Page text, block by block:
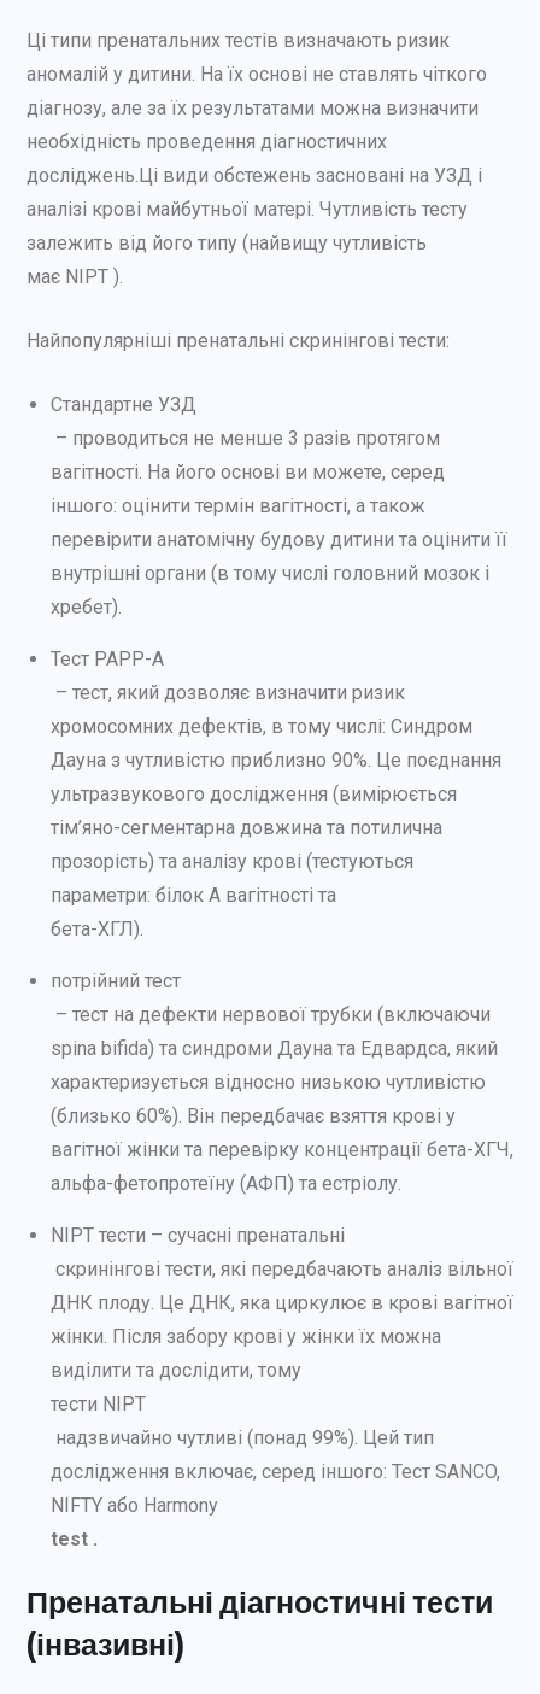
Ці типи пренатальних тестів визначають ризик
аномалій у дитини. На їх основі не ставлять чіткого
діагнозу, але за їх результатами можна визначити
необхідність проведення діагностичних
досліджень.Ці види обстежень засновані на УЗД і
аналізі крові майбутньої матері. Чутливість тесту
залежить від його типу (найвищу чутливість
має NIPT ).
Найпопулярніші пренатальні скринінгові тести:
Стандартне УЗД
– проводиться не менше 3 разів протягом
вагітності. На його основі ви можете, серед
іншого: оцінити термін вагітності, а також
перевірити анатомічну будову дитини та оцінити її
внутрішні органи (в тому числі головний мозок і
хребет).
Тест PAPP-A
– тест, який дозволяє визначити ризик
хромосомних дефектів, в тому числі: Синдром
Дауна з чутливістю приблизно 90%. Це поєднання
ультразвукового дослідження (вимірюється
тім’яно-сегментарна довжина та потилична
прозорість) та аналізу крові (тестуються
параметри: білок А вагітності та
бета-ХГЛ ).
потрійний тест
– тест на дефекти нервової трубки (включаючи
spina bifida) та синдроми Дауна та Едвардса, який
характеризується відносно низькою чутливістю
(близько 60%). Він передбачає взяття крові у
вагітної жінки та перевірку концентрації бета-ХГЧ,
альфа-фетопротеїну (АФП) та естріолу.
NIPT тести – сучасні пренатальні
скринінгові тести, які передбачають аналіз вільної
ДНК плоду. Це ДНК, яка циркулює в крові вагітної
жінки. Після забору крові у жінки їх можна
виділити та дослідити, тому
тести NIPT
надзвичайно чутливі (понад 99%). Цей тип
дослідження включає, серед іншого: Тест SANCO,
NIFTY або Harmony
test .
Пренатальні діагностичні тести
(інвазивні)